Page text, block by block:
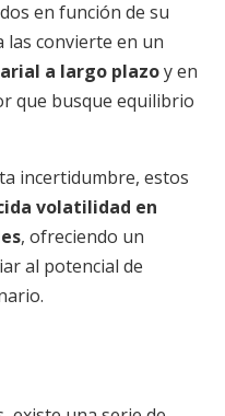
en función de su
las convierte en un
a largo plazoy en
que busque equilibrio
incertidumbre, estos
volatilidad en
, ofreciendo un
al potencial de